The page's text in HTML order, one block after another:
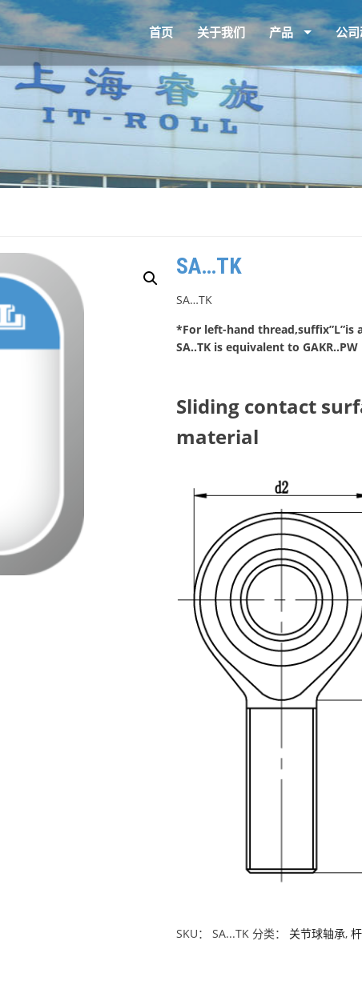
首页 关于我们 产品 公司
SA…TK
SA…TK
*For left-hand thread,suffix”L”is
SA..TK is equivalent to GAKR..PW
Sliding contact
material
SKU： SA...TK 分类： 关节球轴承,